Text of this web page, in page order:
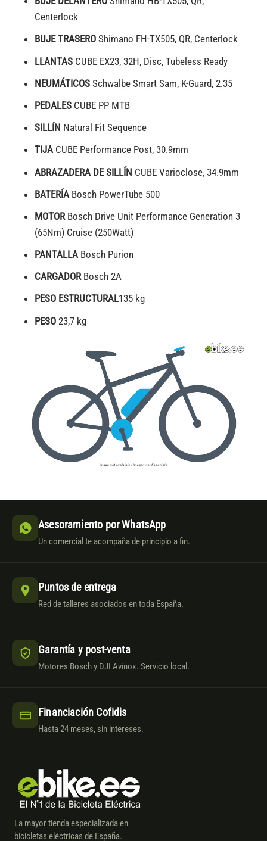
Centerlock
BUJE TRASEROShimano FH-TX505, QR, Centerlock
LLANTAS CUBE EX23, 32H, Disc, Tubeless Ready
NEUMÁTICOSSchwalbe Smart Sam, K-Guard, 2.35
PEDALES CUBE PP MTB
SILLÍN Natural Fit Sequence
TIJA CUBE Performance Post, 30.9mm
ABRAZADERA DE SILLÍN CUBE Varioclose, 34.9mm
BATERÍA Bosch PowerTube 500
MOTOR Bosch Drive Unit Performance Generation 3
(65Nm) Cruise (250Watt)
PANTALLA Bosch Purion
CARGADOR Bosch 2A
PESO ESTRUCTURAL135 kg
PESO23,7 kg
Asesoramiento por WhatsApp
Un comercial te acompaña de principio a fin.
Puntos de entrega
Red de talleres asociados en toda España.
Garantía y post-venta
Motores Bosch y DJI Avinox. Servicio local.
Financiación Cofidis
Hasta 24 meses, sin intereses.
La mayor tienda especializada en
bicicletas eléctricas de España.